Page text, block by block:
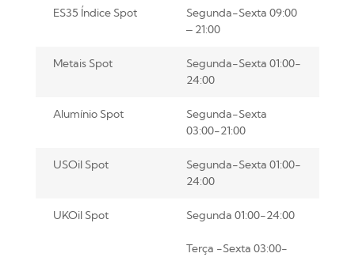
ES35 Índice Spot
Segunda-Sexta 09:00
– 21:00
Metais Spot
Segunda-Sexta 01:00-
24:00
Alumínio Spot
Segunda-Sexta
03:00-21:00
USOil Spot
Segunda-Sexta 01:00-
24:00
UKOil Spot Segunda 01:00-24:00
Terça -Sexta 03:00-